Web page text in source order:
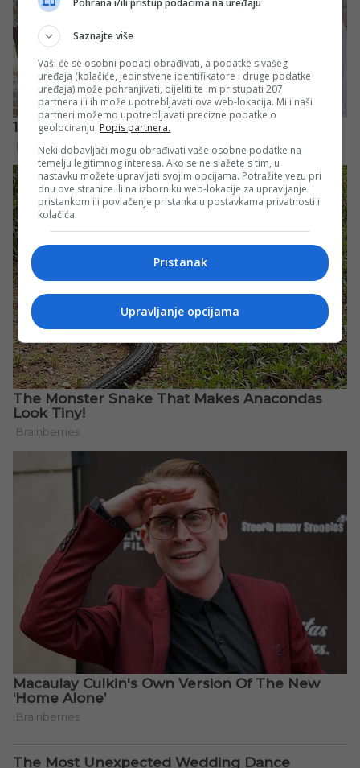
Saznajte više
Vaši će se osobni podaci obrađivati, a podatke s vašeg
uređaja (kolačiće, jedinstvene identifikatore i druge podatke
uređaja) može pohranjivati, dijeliti te im pristupati 207
partnera ili ih može upotrebljavati ova web-lokacija. Mi i naši
partneri možemo upotrebljavati precizne podatke o
geolociranju. Popis partnera.
Neki dobavljači mogu obrađivati vaše osobne podatke na
temelju legitimnog interesa. Ako se ne slažete s tim, u
nastavku možete upravljati svojim opcijama. Potražite vezu pri
dnu ove stranice ili na izborniku web-lokacije za upravljanje
pristankom ili povlačenje pristanka u postavkama privatnosti i
kolačića.
Pristanak
Upravljanje opcijama